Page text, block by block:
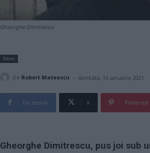
Gheorghe Dimitrescu
News
De Robert Mateescu - sâmbătă, 16 ianuarie 2021
Facebook X Pinterest
Gheorghe Dimitrescu, pus joi sub